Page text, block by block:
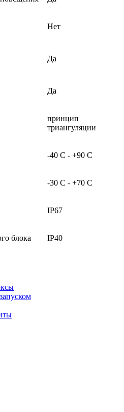
Нет
Да
Да
принцип
триангуляции
-40 С - +90 С
-30 С - +70 С
IP67
блока IP40